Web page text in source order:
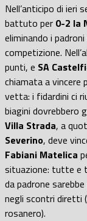
Nell’anticipo di ieri
battuto per 0-2 la
eliminando i
competizione.
punti, e SA
chiamata a vincere
vetta: i fidardini ci
biagini dovrebbero
Villa Strada, a
Severino, deve
Fabiani Matelica
situazione: tutte e
da padrone
negli scontri diretti
rosanero).